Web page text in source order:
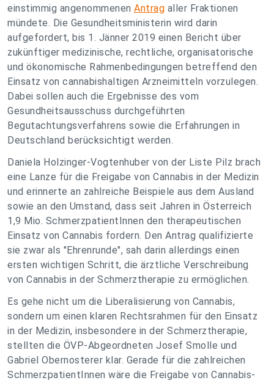
einstimmig angenommenen Antrag aller Fraktionen
mündete. Die Gesundheitsministerin wird darin
aufgefordert, bis 1. Jänner 2019 einen Bericht über
zukünftiger medizinische, rechtliche, organisatorische
und ökonomische Rahmenbedingungen betreffend den
Einsatz von cannabishaltigen Arzneimitteln vorzulegen.
Dabei sollen auch die Ergebnisse des vom
Gesundheitsausschuss durchgeführten
Begutachtungsverfahrens sowie die Erfahrungen in
Deutschland berücksichtigt werden.
Daniela Holzinger-Vogtenhuber von der Liste Pilz brach
eine Lanze für die Freigabe von Cannabis in der Medizin
und erinnerte an zahlreiche Beispiele aus dem Ausland
sowie an den Umstand, dass seit Jahren in Österreich
1,9 Mio. SchmerzpatientInnen den therapeutischen
Einsatz von Cannabis fordern. Den Antrag qualifizierte
sie zwar als "Ehrenrunde", sah darin allerdings einen
ersten wichtigen Schritt, die ärztliche Verschreibung
von Cannabis in der Schmerztherapie zu ermöglichen.
Es gehe nicht um die Liberalisierung von Cannabis,
sondern um einen klaren Rechtsrahmen für den Einsatz
in der Medizin, insbesondere in der Schmerztherapie,
stellten die ÖVP-Abgeordneten Josef Smolle und
Gabriel Obernosterer klar. Gerade für die zahlreichen
SchmerzpatientInnen wäre die Freigabe von Cannabis-